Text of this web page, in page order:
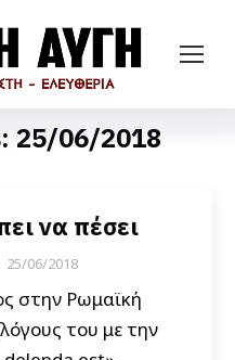
25/06/2018
να πέσει
25/06/2018
στην Ρωμαϊκή
του με την